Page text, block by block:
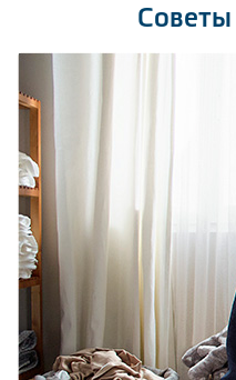
Советы